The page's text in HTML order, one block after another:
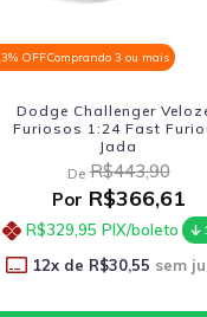
3% OFFComprando 3 ou mais
Dodge Challenger
Furiosos 1:24 Fast
Jada
De R$443,90
Por R$366,61
R$329,95 PIX/boleto
12x de R$30,55 sem